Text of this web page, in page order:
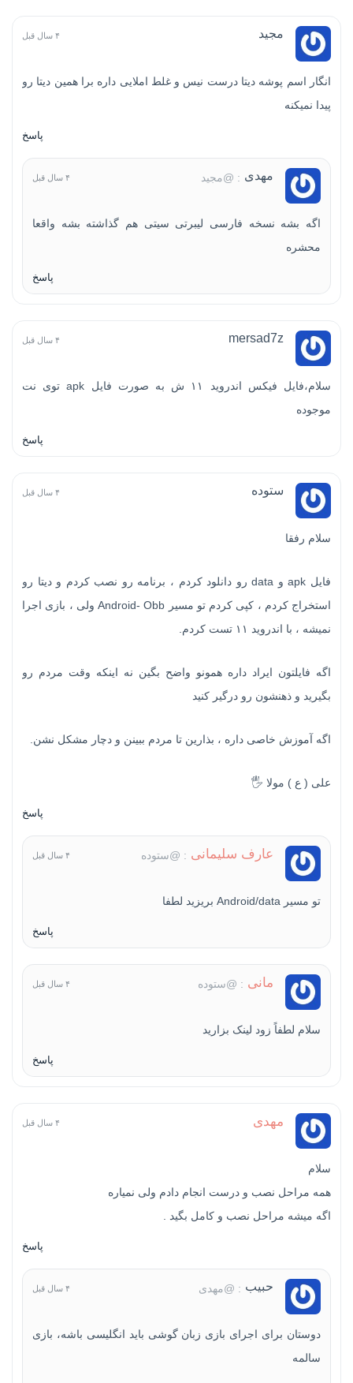
مجید ۴ سال قبل
انگار اسم پوشه دیتا درست نیس و غلط املایی داره برا همین دیتا رو
پیدا نمیکنه
پاسخ
مهدی : @مجید ۴ سال قبل
اگه بشه نسخه فارسی لیبرتی سیتی هم گذاشته بشه واقعا
محشره
پاسخ
mersad7z ۴ سال قبل
سلام،فایل فیکس اندروید ۱۱ ش به صورت فایل apk توی نت
موجوده
پاسخ
ستوده ۴ سال قبل
سلام رفقا
فایل apk و data رو دانلود کردم ، برنامه رو نصب کردم و دیتا رو
استخراج کردم ، کپی کردم تو مسیر Android- Obb ولی ، بازی اجرا
نمیشه ، با اندروید ۱۱ تست کردم.
اگه فایلتون ایراد داره همونو واضح بگین نه اینکه وقت مردم رو
بگیرید و ذهنشون رو درگیر کنید
اگه آموزش خاصی داره ، بذارین تا مردم ببینن و دچار مشکل نشن‌.
علی ( ع ) مولا 🖐
پاسخ
عارف سلیمانی : @ستوده ۴ سال قبل
تو مسیر Android/data بریزید لطفا
پاسخ
مانی : @ستوده ۴ سال قبل
سلام لطفاً زود لینک بزارید
پاسخ
مهدی ۴ سال قبل
سلام
همه مراحل نصب و درست انجام دادم ولی نمیاره
اگه میشه مراحل نصب و کامل بگید .
پاسخ
حبیب : @مهدی ۴ سال قبل
دوستان برای اجرای بازی زبان گوشی باید انگلیسی باشه، بازی
سالمه